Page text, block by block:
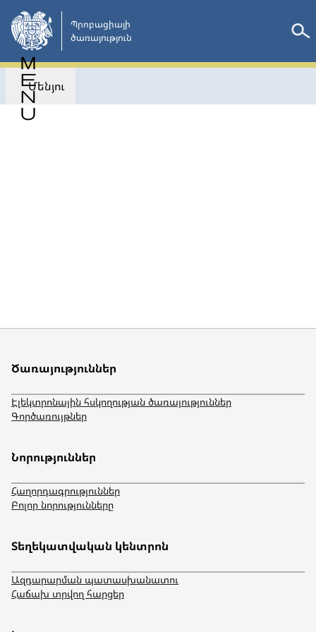
Անցնել
հիմնական
բովանդակությանը
Պրոբացիայի
ծառայություն
Մենյու
Ծառայություններ
Էլեկտրոնային հսկողության ծառայություններ
Գործառույթներ
Նորություններ
Հաղորդագրություններ
Բոլոր նորությունները
Տեղեկատվական կենտրոն
Ազդարարման պատասխանատու
Հաճախ տրվող հարցեր